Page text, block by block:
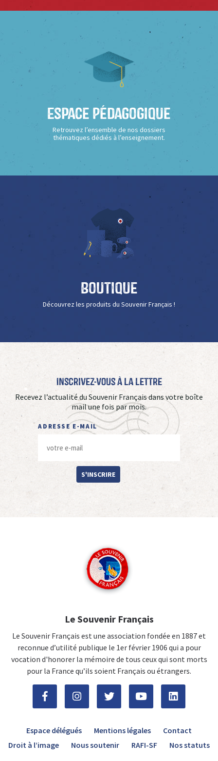
Espace Pédagogique
Retrouvez l’ensemble de nos dossiers
thématiques dédiés à l’enseignement.
Boutique
Découvrez les produits du Souvenir Français !
Inscrivez-vous à La Lettre
Recevez l’actualité du Souvenir Français dans votre boîte
mail une fois par mois.
ADRESSE E-MAIL
S'INSCRIRE
Le Souvenir Français
Le Souvenir Français est une association fondée en 1887 et
reconnue d’utilité publique le 1er février 1906 qui a pour
vocation d'honorer la mémoire de tous ceux qui sont morts
pour la France qu’ils soient Français ou étrangers.
Espace délégués Mentions légales
Contact
Droit à l’image
Nous soutenir RAFI-SF Nos statuts